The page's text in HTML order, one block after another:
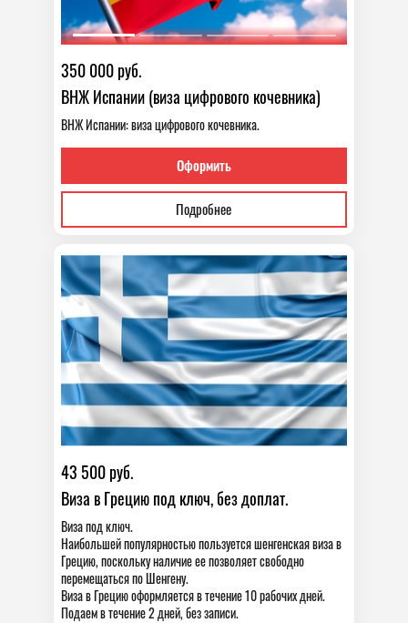
350 000 руб.
ВНЖ Испании (виза цифрового кочевника)
ВНЖ Испании: виза цифрового кочевника.
Оформить
Подробнее
43 500 руб.
Виза в Грецию под ключ, без доплат.
Виза под ключ.
Наибольшей популярностью пользуется шенгенская виза в
Грецию, поскольку наличие ее позволяет свободно
перемещаться по Шенгену.
Виза в Грецию оформляется в течение 10 рабочих дней.
Подаем в течение 2 дней, без записи.